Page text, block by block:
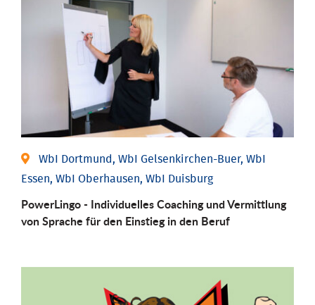
WbI Dortmund, WbI Gelsenkirchen-Buer, WbI
Essen, WbI Oberhausen, WbI Duisburg
PowerLingo - Individuelles Coaching und Vermittlung
von Sprache für den Einstieg in den Beruf